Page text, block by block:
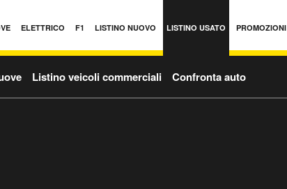
ELETTRICO F1 LISTINO NUOVO LISTINO USATO PROMOZIONI
Listino veicoli commerciali Confronta auto